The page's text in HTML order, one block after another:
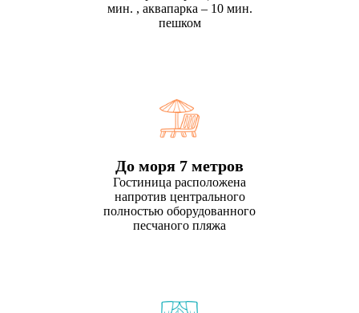
мин. , аквапарка – 10 мин.
пешком
До моря 7 метров
Гостиница расположена
напротив центрального
полностью оборудованного
песчаного пляжа